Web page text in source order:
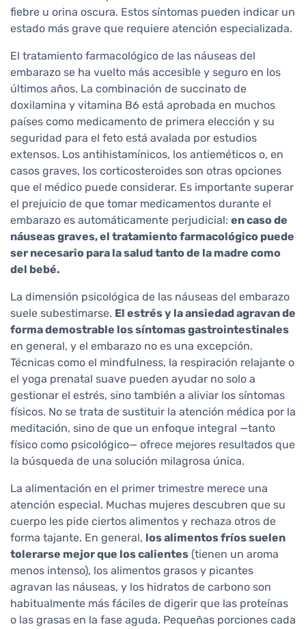
fiebre u orina oscura. Estos síntomas pueden indicar un
estado más grave que requiere atención especializada.
El tratamiento farmacológico de las náuseas del
embarazo se ha vuelto más accesible y seguro en los
últimos años. La combinación de succinato de
doxilamina y vitamina B6 está aprobada en muchos
países como medicamento de primera elección y su
seguridad para el feto está avalada por estudios
extensos. Los antihistamínicos, los antieméticos o, en
casos graves, los corticosteroides son otras opciones
que el médico puede considerar. Es importante superar
el prejuicio de que tomar medicamentos durante el
embarazo es automáticamente perjudicial: en caso de
náuseas graves, el tratamiento farmacológico puede
ser necesario para la salud tanto de la madre como
del bebé.
La dimensión psicológica de las náuseas del embarazo
suele subestimarse. El estrés y la ansiedad agravan de
forma demostrable los síntomas gastrointestinales
en general, y el embarazo no es una excepción.
Técnicas como el mindfulness, la respiración relajante o
el yoga prenatal suave pueden ayudar no solo a
gestionar el estrés, sino también a aliviar los síntomas
físicos. No se trata de sustituir la atención médica por la
meditación, sino de que un enfoque integral —tanto
físico como psicológico— ofrece mejores resultados que
la búsqueda de una solución milagrosa única.
La alimentación en el primer trimestre merece una
atención especial. Muchas mujeres descubren que su
cuerpo les pide ciertos alimentos y rechaza otros de
forma tajante. En general, los alimentos fríos suelen
tolerarse mejor que los calientes (tienen un aroma
menos intenso), los alimentos grasos y picantes
agravan las náuseas, y los hidratos de carbono son
habitualmente más fáciles de digerir que las proteínas
o las grasas en la fase aguda. Pequeñas porciones cada